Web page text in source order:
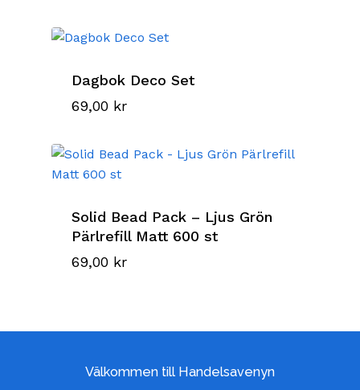
Dagbok Deco Set
69,00 kr
Solid Bead Pack – Ljus Grön
Pärlrefill Matt 600 st
69,00 kr
Välkommen till Handelsavenyn